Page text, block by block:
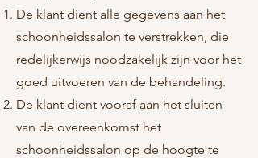
De klant dient alle gegevens aan het
schoonheidssalon te verstrekken, die
redelijkerwijs noodzakelijk zijn voor het
goed uitvoeren van de behandeling.
De klant dient vooraf aan het sluiten
van de overeenkomst het
schoonheidssalon op de hoogte te